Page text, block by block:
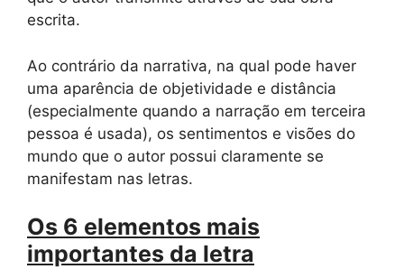
escrita.
Ao contrário da narrativa, na qual pode haver
uma aparência de objetividade e distância
(especialmente quando a narração em terceira
pessoa é usada), os sentimentos e visões do
mundo que o autor possui claramente se
manifestam nas letras.
Os 6 elementos mais
importantes da letra